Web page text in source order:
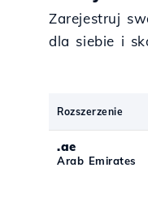
Zarejestruj
dla siebie i
Rozszerzenie
.ae
Arab Emirates